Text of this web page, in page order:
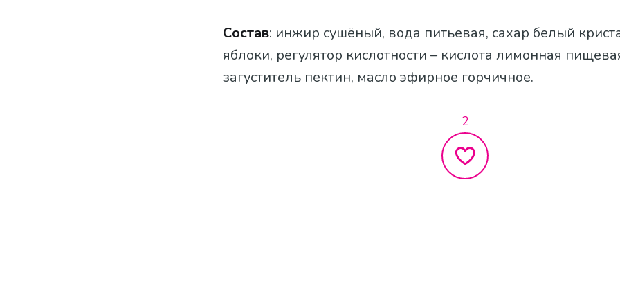
Состав: инжир сушёный, вода питьевая, сахар белый
яблоки, регулятор кислотности – кислота лимонная
загуститель пектин, масло эфирное горчичное.
2